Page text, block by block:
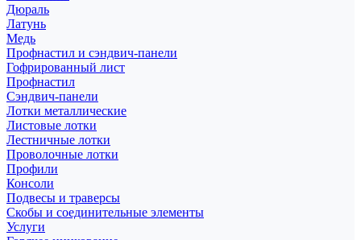
Дюраль
Латунь
Медь
Профнастил и сэндвич-панели
Гофрированный лист
Профнастил
Сэндвич-панели
Лотки металлические
Листовые лотки
Лестничные лотки
Проволочные лотки
Профили
Консоли
Подвесы и траверсы
Скобы и соединительные элементы
Услуги